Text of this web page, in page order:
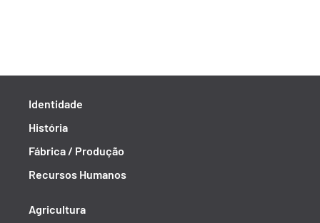
Identidade
História
Fábrica / Produção
Recursos Humanos
Agricultura